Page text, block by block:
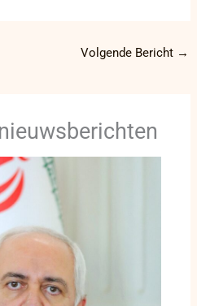
Volgende Bericht →